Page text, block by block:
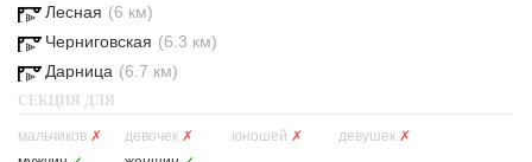
Лесная (6 км)
Черниговская (6.3 км)
Дарница (6.7 км)
СЕКЦИЯ ДЛЯ
мальчиков ✗ девочек ✗ юношей ✗ девушек ✗